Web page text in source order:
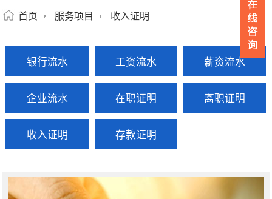
首页 服务项目 收入证明
银行流水 工资流水 薪资流水
企业流水 在职证明 离职证明
收入证明 存款证明